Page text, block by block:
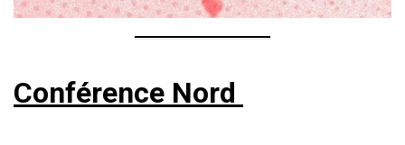
Conférence Nord